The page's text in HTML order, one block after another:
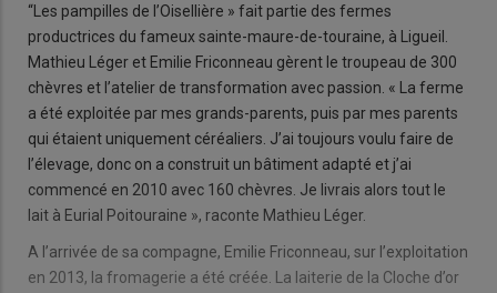
“Les pampilles de l’Oisellière » fait partie des fermes
productrices du fameux sainte-maure-de-touraine, à Ligueil.
Mathieu Léger et Emilie Friconneau gèrent le troupeau de 300
chèvres et l’atelier de transformation avec passion. « La ferme
a été exploitée par mes grands-parents, puis par mes parents
qui étaient uniquement céréaliers. J’ai toujours voulu faire de
l’élevage, donc on a construit un bâtiment adapté et j’ai
commencé en 2010 avec 160 chèvres. Je livrais alors tout le
lait à Eurial Poitouraine », raconte Mathieu Léger.
A l’arrivée de sa compagne, Emilie Friconneau, sur l’exploitation
en 2013, la fromagerie a été créée. La laiterie de la Cloche d’or